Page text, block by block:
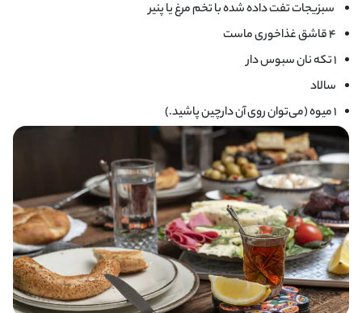
سبزیجات تفت داده شده با تخم مرغ یا پنیر
۴ قاشق غذاخوری ماست
۱ تکه نان سبوس دار
سالاد
۱ میوه (می‌توان روی آن دارچین پاشید.)